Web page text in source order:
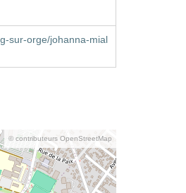
sur-orge/johanna-mial
© contributeurs OpenStreetMap